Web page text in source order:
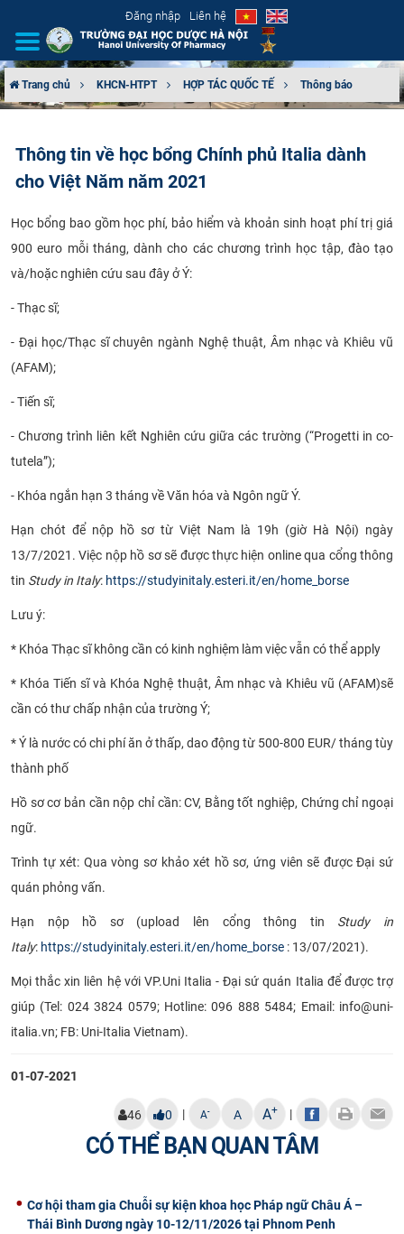
Đăng nhập Liên hệ
CƠ CẤU TỔ CHỨC
ĐÀO TẠO
KHOA HỌC CÔNG NGHỆ
CỰU NGƯỜI HỌC
Trang chủ KHCN-HTPT HỢP TÁC QUỐC TẾ Thông báo
Thông tin về học bổng Chính phủ Italia dành
cho Việt Năm năm 2021
Học bổng bao gồm học phí, bảo hiểm và khoản sinh hoạt phí trị giá
900 euro mỗi tháng, dành cho các chương trình học tập, đào tạo
và/hoặc nghiên cứu sau đây ở Ý:
- Thạc sĩ;
- Đại học/Thạc sĩ chuyên ngành Nghệ thuật, Âm nhạc và Khiêu vũ
(AFAM);
- Tiến sĩ;
- Chương trình liên kết Nghiên cứu giữa các trường (“Progetti in co-
tutela”);
- Khóa ngắn hạn 3 tháng về Văn hóa và Ngôn ngữ Ý.
Hạn chót để nộp hồ sơ từ Việt Nam là 19h (giờ Hà Nội) ngày
13/7/2021. Việc nộp hồ sơ sẽ được thực hiện online qua cổng thông
tin Study in Italy: https://studyinitaly.esteri.it/en/home_borse
Lưu ý:
* Khóa Thạc sĩ không cần có kinh nghiệm làm việc vẫn có thể apply
* Khóa Tiến sĩ và Khóa Nghệ thuật, Âm nhạc và Khiêu vũ (AFAM)sẽ
cần có thư chấp nhận của trường Ý;
* Ý là nước có chi phí ăn ở thấp, dao động từ 500-800 EUR/ tháng tùy
thành phố
Hồ sơ cơ bản cần nộp chỉ cần: CV, Bằng tốt nghiệp, Chứng chỉ ngoại
ngữ.
Trình tự xét: Qua vòng sơ khảo xét hồ sơ, ứng viên sẽ được Đại sứ
quán phỏng vấn.
Hạn nộp hồ sơ (upload lên cổng thông tin Study in
Italy: https://studyinitaly.esteri.it/en/home_borse : 13/07/2021).
Mọi thắc xin liên hệ với VP.Uni Italia - Đại sứ quán Italia để được trợ
giúp (Tel: 024 3824 0579; Hotline:096 888 5484; Email: info@uni-
italia.vn; FB: Uni-Italia Vietnam).
01-07-2021
46 0 | A- A A+ |
CÓ THỂ BẠN QUAN TÂM
Cơ hội tham gia Chuỗi sự kiện khoa học Pháp ngữ Châu Á –
Thái Bình Dương ngày 10-12/11/2026 tại Phnom Penh